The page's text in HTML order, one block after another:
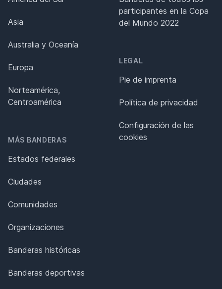
Asia
Australia y Oceanía
Europa
Norteamérica,
Centroamérica
MÁS BANDERAS
Estados federales
Ciudades
Comunidades
Organizaciones
Banderas históricas
Banderas deportivas
participantes en la Copa
del Mundo 2022
LEGAL
Pie de imprenta
Política de privacidad
Configuración de las
cookies